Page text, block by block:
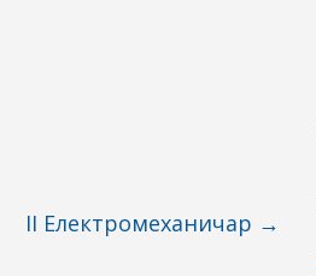
II Електромеханичар →